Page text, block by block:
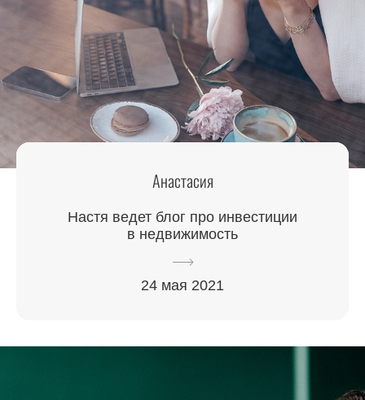
Анастасия
Настя ведет блог про инвестиции
в недвижимость
24 мая 2021